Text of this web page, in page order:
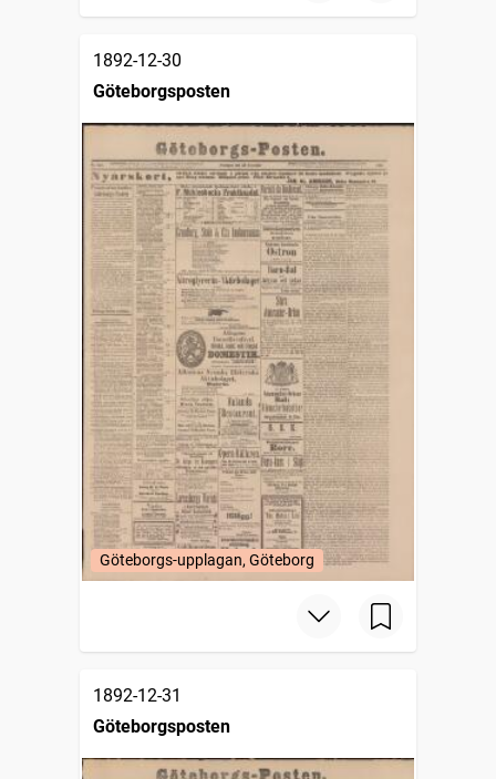
1892-12-30
Göteborgsposten
Göteborgs-upplagan, Göteborg
1892-12-31
Göteborgsposten